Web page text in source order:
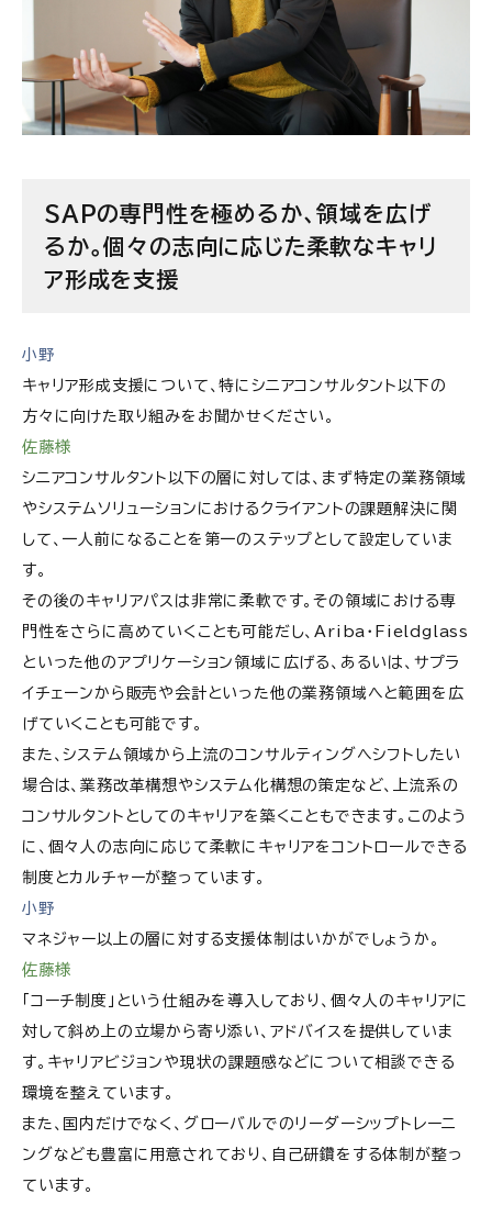
SAPの専門性を極めるか、領域を広げ
るか。個々の志向に応じた柔軟なキャリ
ア形成を支援
小野
キャリア形成支援について、特にシニアコンサルタント以下の
方々に向けた取り組みをお聞かせください。
佐藤様
シニアコンサルタント以下の層に対しては、まず特定の業務領域
やシステムソリューションにおけるクライアントの課題解決に関
して、一人前になることを第一のステップとして設定していま
す。
その後のキャリアパスは非常に柔軟です。その領域における専
門性をさらに高めていくことも可能だし、Ariba・Fieldglass
といった他のアプリケーション領域に広げる、あるいは、サプラ
イチェーンから販売や会計といった他の業務領域へと範囲を広
げていくことも可能です。
また、システム領域から上流のコンサルティングへシフトしたい
場合は、業務改革構想やシステム化構想の策定など、上流系の
コンサルタントとしてのキャリアを築くこともできます。このよう
に、個々人の志向に応じて柔軟にキャリアをコントロールできる
制度とカルチャーが整っています。
小野
マネジャー以上の層に対する支援体制はいかがでしょうか。
佐藤様
「コーチ制度」という仕組みを導入しており、個々人のキャリアに
対して斜め上の立場から寄り添い、アドバイスを提供していま
す。キャリアビジョンや現状の課題感などについて相談できる
環境を整えています。
また、国内だけでなく、グローバルでのリーダーシップトレーニ
ングなども豊富に用意されており、自己研鑽をする体制が整っ
ています。